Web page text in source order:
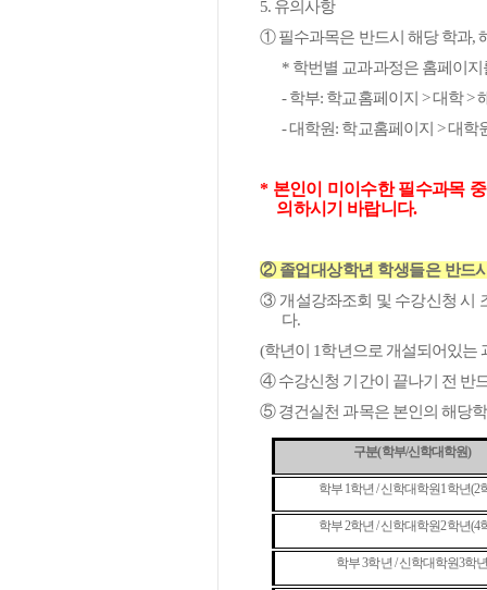
5. 유의사항
①필수과목은 반드시 해당 학과,
* 학번별 교과과정은 홈페이
-학부: 학교홈페이지 >대학>
-대학원: 학교홈페이지 >대학
* 본인이 미이수한 필수과목
의하시기 바랍니다.
② 졸업대상학년 학생들은 반드
③ 개설강좌조회 및 수강신청 시
다.
(학년이 1학년으로 개설되어있는
④수강신청 기간이 끝나기 전 반
⑤경건실천 과목은 본인의 해당
구분(학부/신학대학원)
학부 1학년 /신학대학원1학년(2
학부2학년 /신학대학원2학년(4
학부3학년 /신학대학원3학